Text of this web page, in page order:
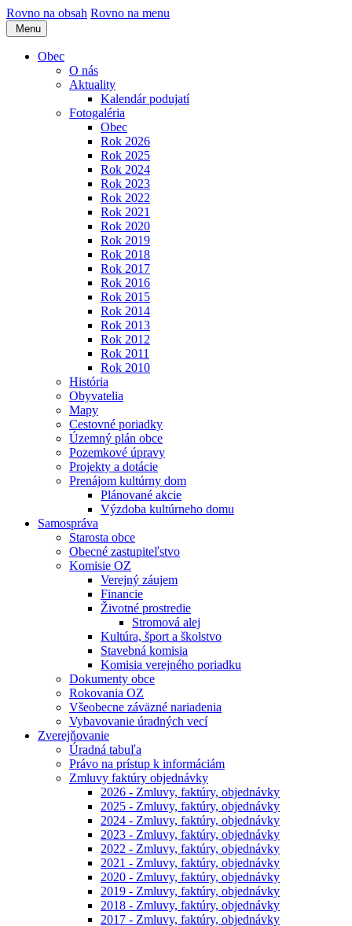
Rovno na obsah Rovno na menu
Menu
Obec
O nás
Aktuality
Kalendár podujatí
Fotogaléria
Obec
Rok 2026
Rok 2025
Rok 2024
Rok 2023
Rok 2022
Rok 2021
Rok 2020
Rok 2019
Rok 2018
Rok 2017
Rok 2016
Rok 2015
Rok 2014
Rok 2013
Rok 2012
Rok 2011
Rok 2010
História
Obyvatelia
Mapy
Cestovné poriadky
Územný plán obce
Pozemkové úpravy
Projekty a dotácie
Prenájom kultúrny dom
Plánované akcie
Výzdoba kultúrneho domu
Samospráva
Starosta obce
Obecné zastupiteľstvo
Komisie OZ
Verejný záujem
Financie
Životné prostredie
Stromová alej
Kultúra, šport a školstvo
Stavebná komisia
Komisia verejného poriadku
Dokumenty obce
Rokovania OZ
Všeobecne záväzné nariadenia
Vybavovanie úradných vecí
Zverejňovanie
Úradná tabuľa
Právo na prístup k informáciám
Zmluvy faktúry objednávky
2026 - Zmluvy, faktúry, objednávky
2025 - Zmluvy, faktúry, objednávky
2024 - Zmluvy, faktúry, objednávky
2023 - Zmluvy, faktúry, objednávky
2022 - Zmluvy, faktúry, objednávky
2021 - Zmluvy, faktúry, objednávky
2020 - Zmluvy, faktúry, objednávky
2019 - Zmluvy, faktúry, objednávky
2018 - Zmluvy, faktúry, objednávky
2017 - Zmluvy, faktúry, objednávky